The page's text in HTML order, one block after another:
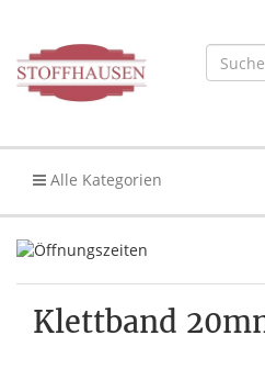
Alle Kategorien
Klettband